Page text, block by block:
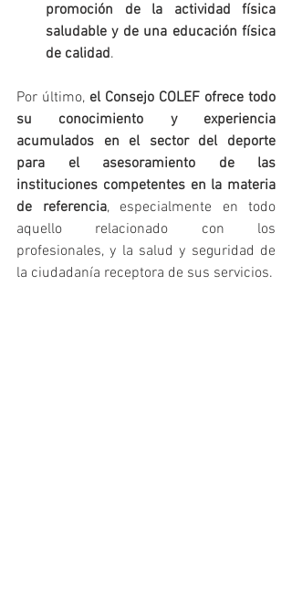
promoción de la actividad física
saludable y de una educación física
de calidad.
Por último, el Consejo COLEF ofrece todo
su conocimiento y experiencia
acumulados en el sector del deporte
para el asesoramiento de las
instituciones competentes en la materia
de referencia, especialmente en todo
aquello relacionado con los
profesionales, y la salud y seguridad de
la ciudadanía receptora de sus servicios.